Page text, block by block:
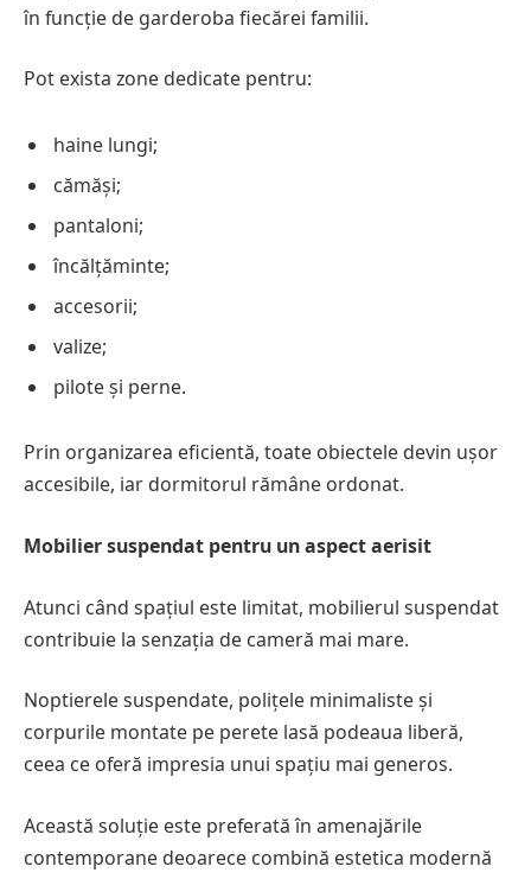
în funcție de garderoba fiecărei familii.
Pot exista zone dedicate pentru:
haine lungi;
cămăși;
pantaloni;
încălțăminte;
accesorii;
valize;
pilote și perne.
Prin organizarea eficientă, toate obiectele devin ușor
accesibile, iar dormitorul rămâne ordonat.
Mobilier suspendat pentru un aspect aerisit
Atunci când spațiul este limitat, mobilierul suspendat
contribuie la senzația de cameră mai mare.
Noptierele suspendate, polițele minimaliste și
corpurile montate pe perete lasă podeaua liberă,
ceea ce oferă impresia unui spațiu mai generos.
Această soluție este preferată în amenajările
contemporane deoarece combină estetica modernă